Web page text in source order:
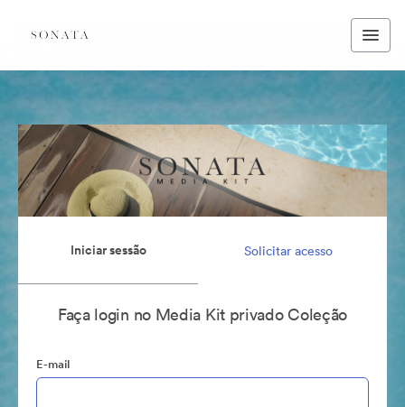
Iniciar sessão Solicitar acesso
Faça login no Media Kit privado Coleção
E-mail